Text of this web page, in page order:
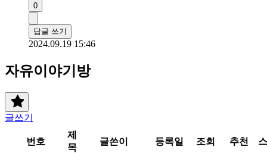
0
답글 쓰기
2024.09.19 15:46
자유이야기방
글쓰기
번호
제
목
글쓴이 등록일 조회 추천